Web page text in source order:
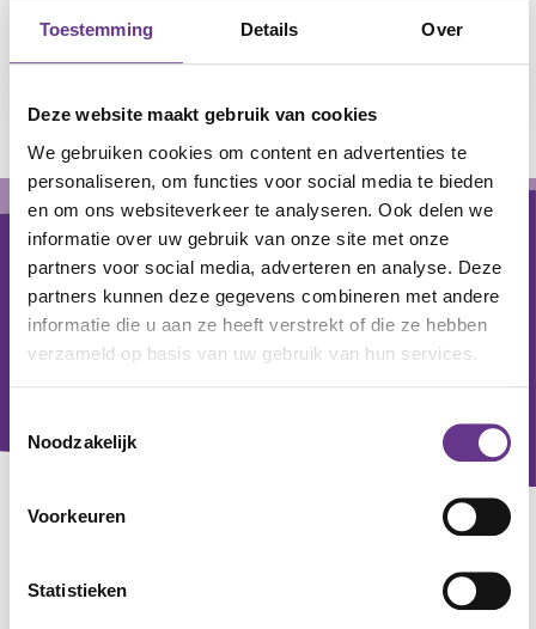
Toestemming Details Over
Deze website maakt gebruik van cookies
We gebruiken cookies om content en advertenties te
personaliseren, om functies voor social media te bieden
en om ons websiteverkeer te analyseren. Ook delen we
informatie over uw gebruik van onze site met onze
partners voor social media, adverteren en analyse. Deze
partners kunnen deze gegevens combineren met andere
informatie die u aan ze heeft verstrekt of die ze hebben
verzameld op basis van uw gebruik van hun services.
Noodzakelijk
Voorkeuren
Statistieken
Footer
Voor alle zorgvragen